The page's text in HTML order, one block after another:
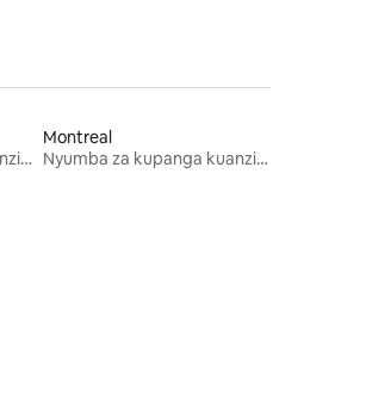
Nyumba za kupanga kuanzia mwezi mmoja
Montreal
Nyumba za kupanga kuanzia mwezi mmoja